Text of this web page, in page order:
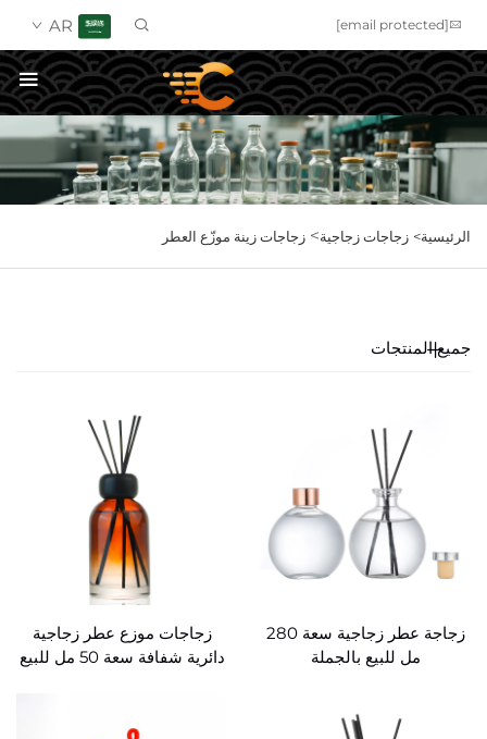
[email protected]
AR
احصل على عرض سعر
الرئيسية> زجاجات زجاجية> زجاجات زينة موزّع العطر
جميع المنتجات
زجاجة عطر زجاجية سعة 280
مل للبيع بالجملة
زجاجات موزع عطر زجاجية
دائرية شفافة سعة 50 مل للبيع